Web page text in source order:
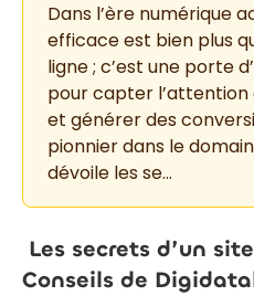
Dans l’ère numérique
efficace est bien plus
ligne ; c’est une porte
pour capter
et générer des
pionnier dans le
dévoile les se…
Les secrets d’un
Conseils de